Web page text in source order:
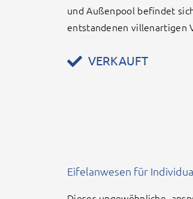
und Außenpool befindet
entstandenen villenartigen
VERKAUFT
Eifelanwesen für